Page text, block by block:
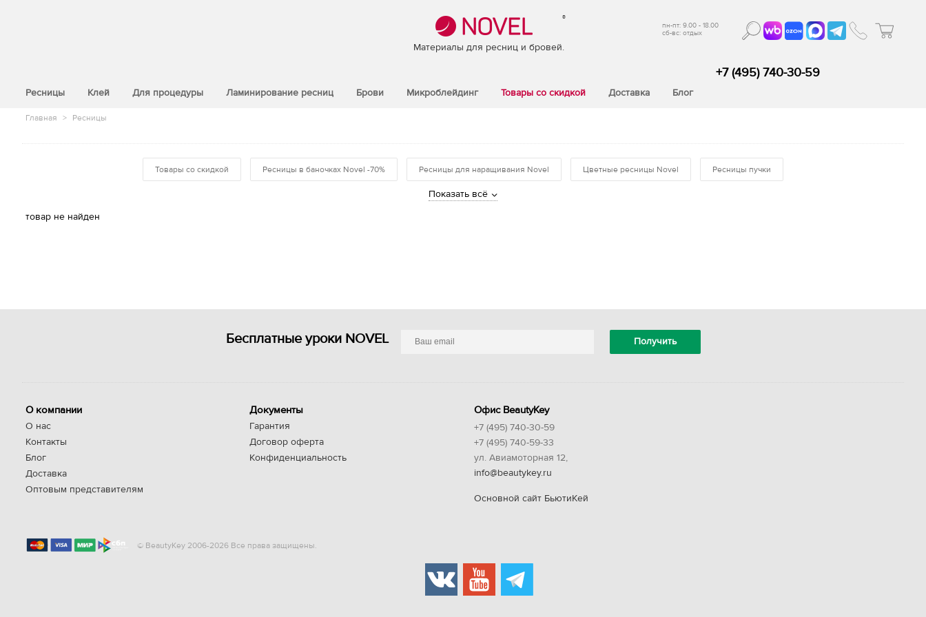
®
Материалы для ресниц и бровей.
пн-пт: 9.00 - 18.00
сб-вс: отдых
Ресницы Клей Для процедуры Ламинирование ресниц Брови Микроблейдинг Товары со скидкой Доставка Блог
+7 (495) 740-30-59
Главная > Ресницы
Товары со скидкой Ресницы в баночках Novel -70% Ресницы для наращивания Novel Цветные ресницы Novel Ресницы пучки
Показать всё
товар не найден
Бесплатные уроки NOVEL
О компании
О нас
Контакты
Блог
Доставка
Оптовым представителям
Документы
Гарантия
Договор оферта
Конфиденциальность
Офис BeautyKey
+7 (495) 740-30-59
+7 (495) 740-59-33
ул. Авиамоторная 12,
info@beautykey.ru
Основной сайт БьютиКей
© BeautyKey 2006-2026 Все права защищены.